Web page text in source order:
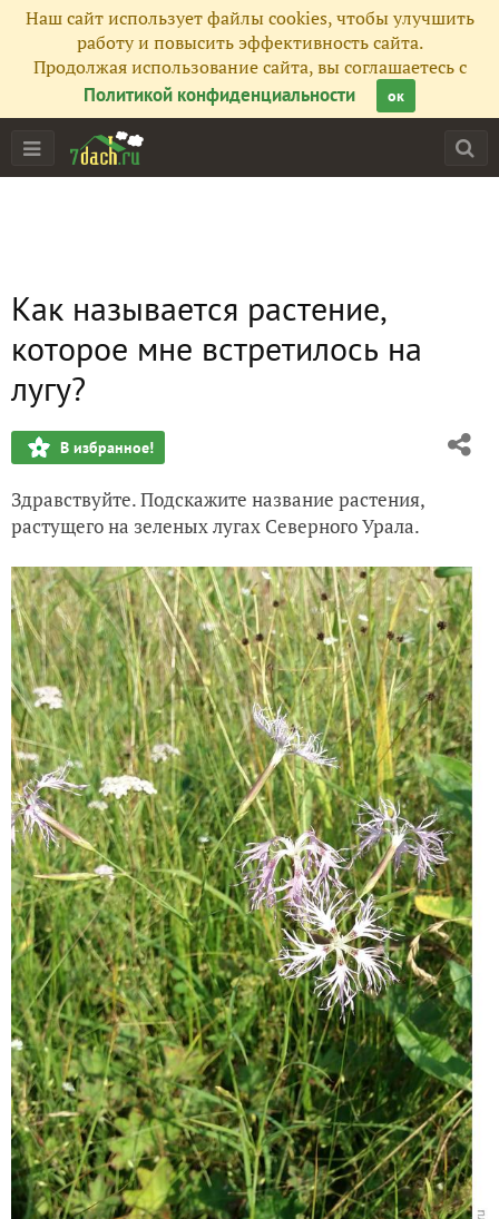
Наш сайт использует файлы cookies, чтобы улучшить
работу и повысить эффективность сайта.
Продолжая использование сайта, вы соглашаетесь с
Политикой конфиденциальности
ок
Как называется растение,
которое мне встретилось на
лугу?
В избранное!
Здравствуйте. Подскажите название растения,
растущего на зеленых лугах Северного Урала.